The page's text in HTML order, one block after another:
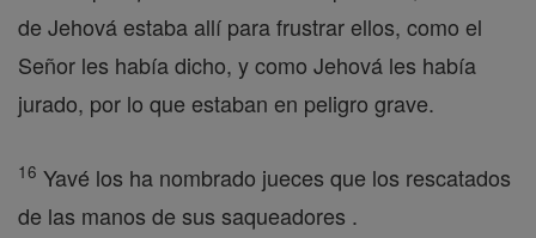
de Jehová estaba allí para frustrar ellos, como el
Señor les había dicho, y como Jehová les había
jurado, por lo que estaban en peligro grave.
16 Yavé los ha nombrado jueces que los rescatados
de las manos de sus saqueadores .